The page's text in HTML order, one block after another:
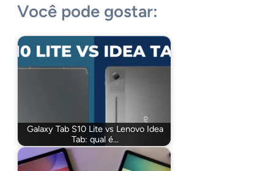
Você pode gostar:
Galaxy Tab S10 Lite vs Lenovo Idea
Tab: qual é…